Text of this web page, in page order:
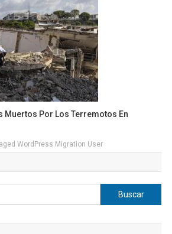
Muertos Por Los Terremotos En
WordPress Migration User
Buscar: